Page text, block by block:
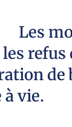
refus
de
vie.